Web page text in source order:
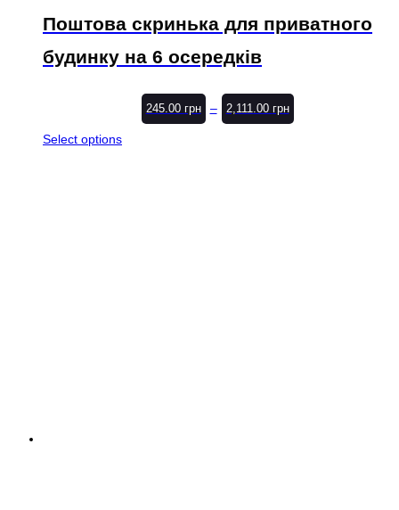
Поштова скринька для приватного
будинку на 6 осередків
245.00 грн – 2,111.00 грн
Select options